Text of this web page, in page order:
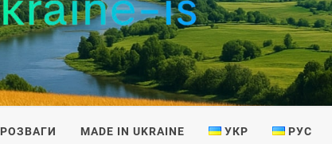
РОЗВАГИ MADE IN UKRAINE УКР РУС